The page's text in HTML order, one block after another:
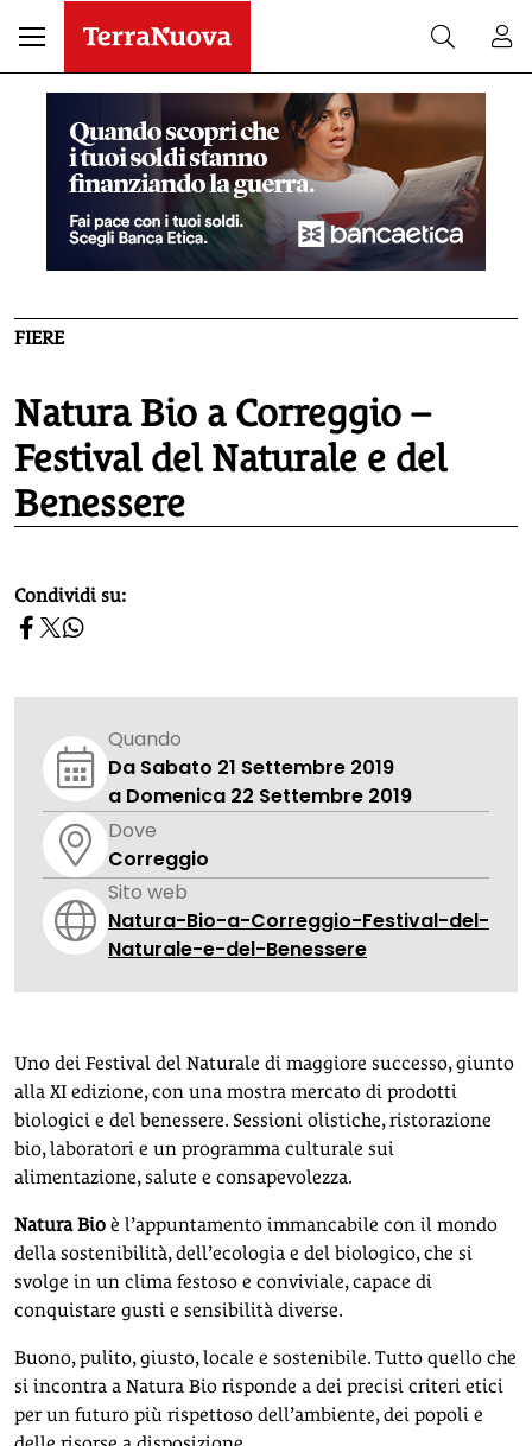
FIERE
Natura Bio a Correggio –
Festival del Naturale e del
Benessere
homepage h2
Condividi su:
Quando
Da Sabato 21 Settembre 2019
a Domenica 22 Settembre 2019
Dove
Correggio
Sito web
Natura-Bio-a-Correggio-Festival-del-
Naturale-e-del-Benessere
Uno dei Festival del Naturale di maggiore successo, giunto
alla XI edizione, con una mostra mercato di prodotti
biologici e del benessere. Sessioni olistiche, ristorazione
bio, laboratori e un programma culturale sui
alimentazione, salute e consapevolezza.
Natura Bio è l’appuntamento immancabile con il mondo
della sostenibilità, dell’ecologia e del biologico, che si
svolge in un clima festoso e conviviale, capace di
conquistare gusti e sensibilità diverse.
Buono, pulito, giusto, locale e sostenibile. Tutto quello che
si incontra a Natura Bio risponde a dei precisi criteri etici
per un futuro più rispettoso dell’ambiente, dei popoli e